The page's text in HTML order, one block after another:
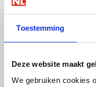
Toestemming
Deze website maakt
We gebruiken cookies
Duurzaam
Links